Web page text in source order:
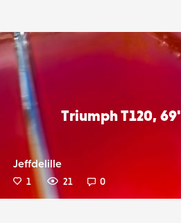
Triumph T120, 69'
Jeffdelille
1 21 0